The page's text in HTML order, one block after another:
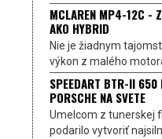
MCLAREN MP4-12C -
AKO HYBRID
Nie je žiadnym
výkon z malého
SPEEDART BTR-II 650
PORSCHE NA SVETE
Umelcom z tunerskej
podarilo vytvoriť